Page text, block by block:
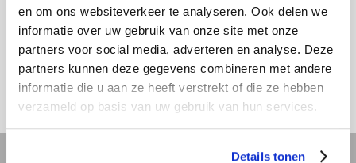
en om ons websiteverkeer te analyseren. Ook delen we
informatie over uw gebruik van onze site met onze
partners voor social media, adverteren en analyse. Deze
partners kunnen deze gegevens combineren met andere
informatie die u aan ze heeft verstrekt of die ze hebben
verzameld op basis van uw gebruik van hun services.
Details tonen
Meer informatie
Download hier onze montagehandleiding